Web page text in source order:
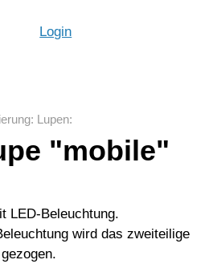
Login
: Lupen:
"mobile"
LED-Beleuchtung.
wird das zweiteilige